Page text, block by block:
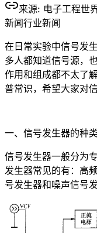
来源: 电子工程世
新闻行业新闻
在日常实验中信号发
多人都知道信号源，
作用和组成都不太了
普常识，希望大家对
一、信号发生器的种类
信号发生器一般分为
发生器常见的有：高
号发生器和噪声信号发